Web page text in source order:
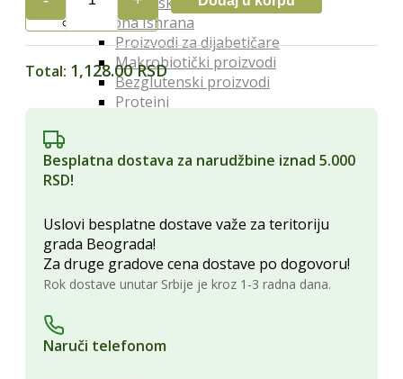
Posebna Ishrana
Proizvodi za dijabetičare
Makrobiotički proizvodi
Bezglutenski proizvodi
Proteini
Etarska ulja
Lekovita ulja i sirća
Lekovite gljive
Melemi i oblozi
Superhrana
Vina
MED
LIVADSKI
980g
KOVAČEVIĆ
Total: 1,128.00 RSD
Besplatna dostava za narudžbine iznad 5.000
RSD!
Uslovi besplatne dostave važe za teritoriju
grada Beograda!
Za druge gradove cena dostave po dogovoru!
Rok dostave unutar Srbije je kroz 1-3 radna dana.
Naruči telefonom